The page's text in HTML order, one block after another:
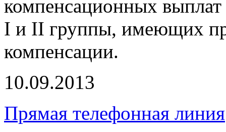
компенсационных
I и II группы, имеющих
компенсации.
10.09.2013
Прямая телефонная линия